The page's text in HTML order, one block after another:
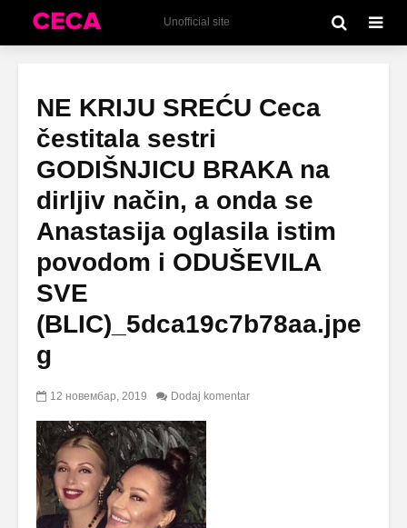
Unofficial site
NE KRIJU SREĆU Ceca
čestitala sestri
GODIŠNJICU BRAKA na
dirljiv način, a onda se
Anastasija oglasila istim
povodom i ODUŠEVILA
SVE
(BLIC)_5dca19c7b78aa.jpe
g
12 новембар, 2019 Dodaj komentar